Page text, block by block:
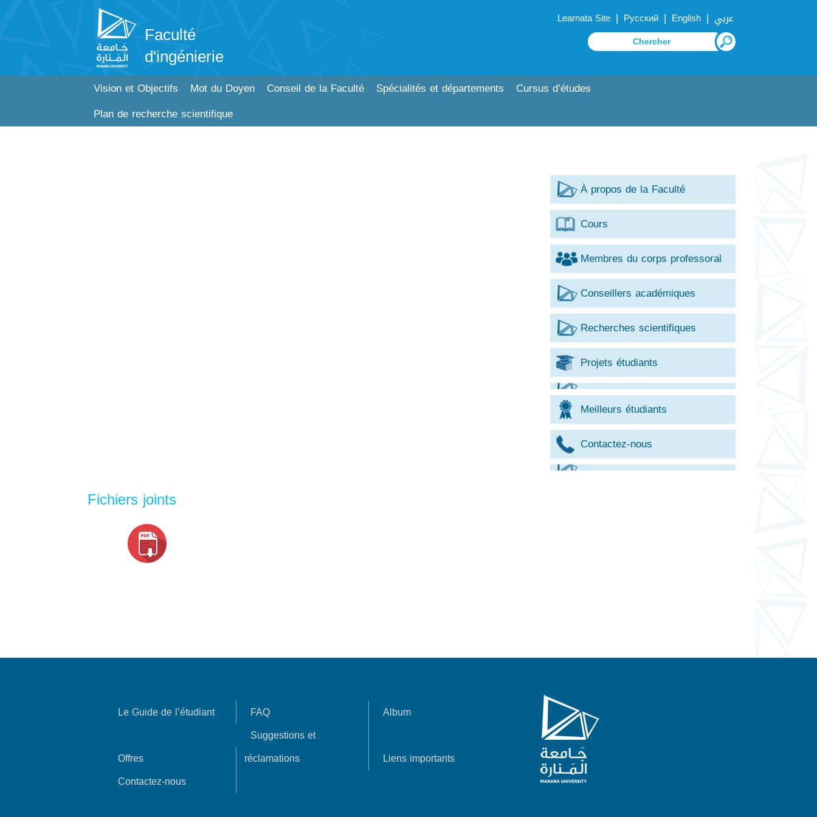
Faculté
d'ingénierie
Learnata Site | Русский | English | عربي
Vision et Objectifs Mot du Doyen Conseil de la Faculté Spécialités et départements
Cursus d’études
Plan de recherche scientifique
À propos de la Faculté
Cours
Membres du corps professoral
Conseillers académiques
Recherches scientifiques
Projets étudiants
Meilleurs étudiants
Contactez-nous
Fichiers joints
Le Guide de l’étudiant FAQ Album
Offres
Suggestions et
réclamations
Liens importants
Contactez-nous